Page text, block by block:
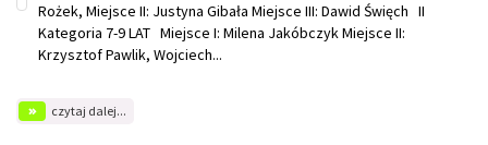
Rożek, Miejsce II: Justyna Gibała Miejsce III: Dawid Święch II
Kategoria 7-9 LAT Miejsce I: Milena Jakóbczyk Miejsce II:
Krzysztof Pawlik, Wojciech...
czytaj dalej...